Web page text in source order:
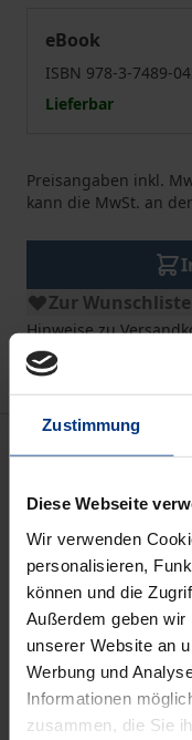
Zustimmung
Diese Webseite
Wir verwenden
personalisieren,
können und die
Außerdem geben
unserer Website an
Werbung und
Informationen
zusammen, die Sie
eBook
ISBN 978-3-7489-
Lieferbar
Preisangaben inkl.
kann die MwSt. an
Zur
Hinweise zu
Beschreibung
Die Arbeit widmet
hinsichtlich der in
tätigen
alle diejenigen
diesen
fraglich, ob und
Arbeitnehmer den
Rahmen der